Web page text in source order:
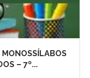
– 7º...